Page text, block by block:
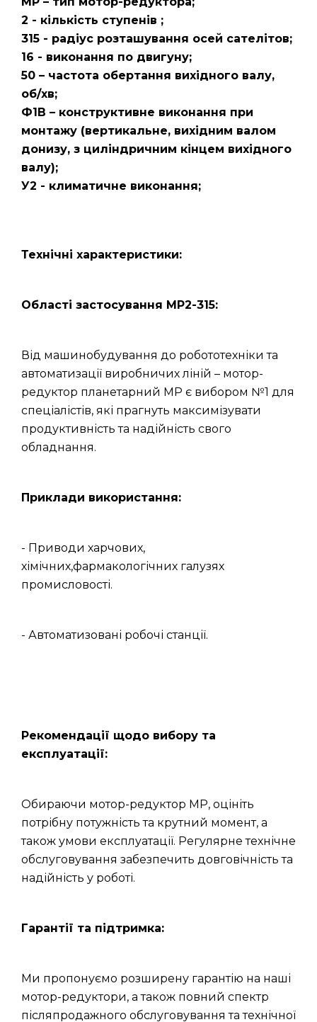
2 - кількість ступенів ;
315 - радіус розташування осей сателітов;
16 - виконання по двигуну;
50 – частота обертання вихідного валу,
об/хв;
Ф1В – конструктивне виконання при
монтажу (вертикальне, вихідним валом
донизу, з циліндричним кінцем вихідного
валу);
У2 - климатичне виконання;
Технічні характеристики:
Області застосування МР2-315:
Від машинобудування до робототехніки та
автоматизації виробничих ліній – мотор-
редуктор планетарний МР є вибором №1 для
спеціалістів, які прагнуть максимізувати
продуктивність та надійність свого
обладнання.
Приклади використання:
- Приводи харчових,
хімічних,фармакологічних галузях
промисловості.
- Автоматизовані робочі станції.
Рекомендації щодо вибору та
експлуатації:
Обираючи мотор-редуктор МР, оцініть
потрібну потужність та крутний момент, а
також умови експлуатації. Регулярне технічне
обслуговування забезпечить довговічність та
надійність у роботі.
Гарантії та підтримка:
Ми пропонуємо розширену гарантію на наші
мотор-редуктори, а також повний спектр
післяпродажного обслуговування та технічної